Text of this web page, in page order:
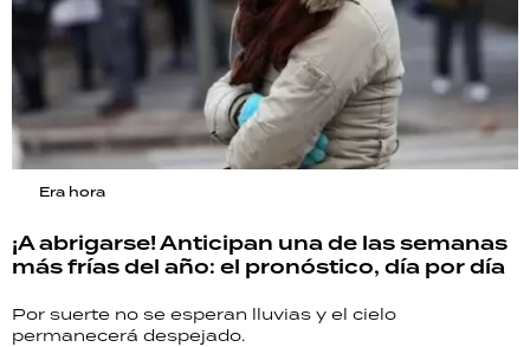
Era hora
¡A abrigarse! Anticipan una de las semanas
más frías del año: el pronóstico, día por día
Por suerte no se esperan lluvias y el cielo
permanecerá despejado.